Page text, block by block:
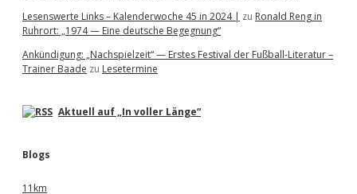
Lesenswerte Links – Kalenderwoche 45 in 2024 | zu Ronald Reng in
Ruhrort: „1974 — Eine deutsche Begegnung“
Ankündigung: „Nachspielzeit“ — Erstes Festival der Fußball-Literatur –
Trainer Baade zu Lesetermine
Aktuell auf „In voller Länge“
Blogs
11km